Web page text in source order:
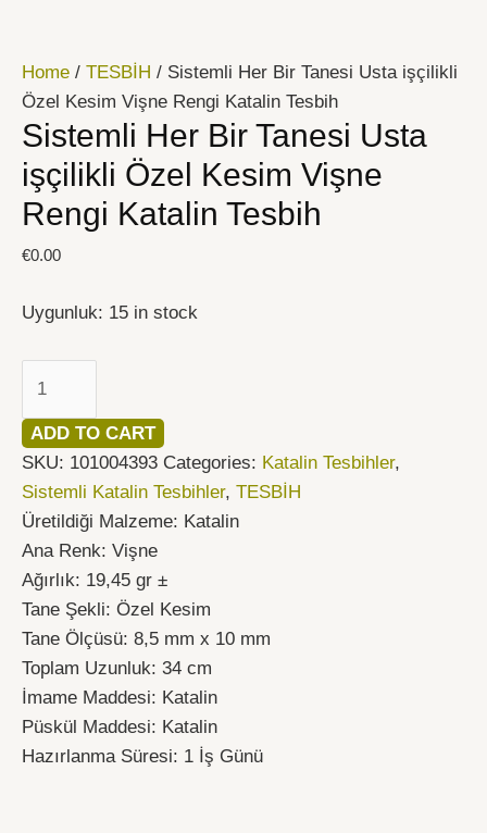
Home / TESBİH / Sistemli Her Bir Tanesi Usta işçilikli
Özel Kesim Vişne Rengi Katalin Tesbih
Sistemli Her Bir Tanesi Usta
işçilikli Özel Kesim Vişne
Rengi Katalin Tesbih
€0.00
Uygunluk: 15 in stock
Bir
Tanesi
Usta
işçilikli
Özel
Kesim
Vişne
Katalin
quantity
ADD TO CART
SKU: 101004393 Categories: Katalin Tesbihler,
Sistemli Katalin Tesbihler, TESBİH
Üretildiği Malzeme: Katalin
Ana Renk: Vişne
Ağırlık: 19,45 gr ±
Tane Şekli: Özel Kesim
Tane Ölçüsü: 8,5 mm x 10 mm
Toplam Uzunluk: 34 cm
İmame Maddesi: Katalin
Püskül Maddesi: Katalin
Hazırlanma Süresi: 1 İş Günü